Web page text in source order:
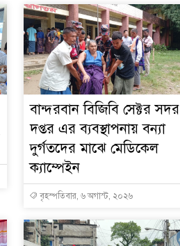
বান্দরবান বিজিবি সেক্টর সদর
দপ্তর এর ব্যবস্থাপনায় বন্যা
দুর্গতদের মাঝে মেডিকেল
ক্যাম্পেইন
বৃহস্পতিবার, ৬ অগাস্ট, ২০২৬